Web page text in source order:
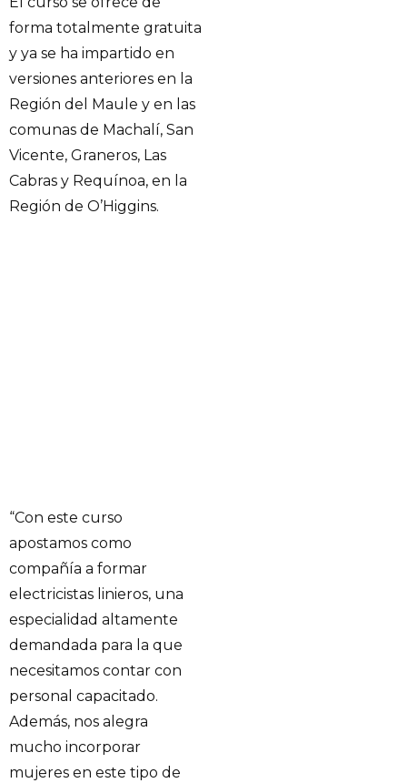
forma totalmente gratuita
y ya se ha impartido en
versiones anteriores en la
Región del Maule y en las
comunas de Machalí, San
Vicente, Graneros, Las
Cabras y Requínoa, en la
Región de O’Higgins.
“Con este curso
apostamos como
compañía a formar
electricistas linieros, una
especialidad altamente
demandada para la que
necesitamos contar con
personal capacitado.
Además, nos alegra
mucho incorporar
mujeres en este tipo de